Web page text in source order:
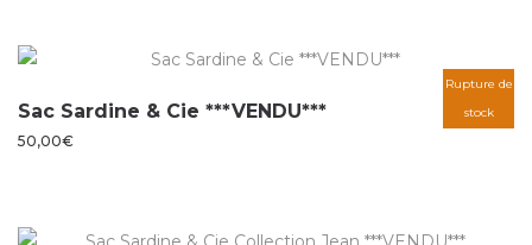
Rupture de
stock
Sac Sardine & Cie ***VENDU***
50,00€